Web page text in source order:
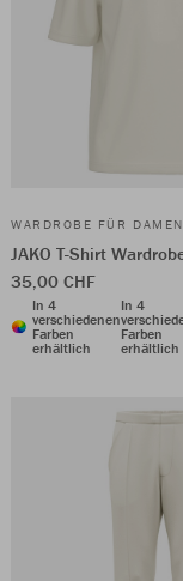
WARDROBE FÜR DAMEN
JAKO T-Shirt
35,00 CHF
In 4
verschiedenen
Farben
erhältlich
In 4
Farben
erhältlich